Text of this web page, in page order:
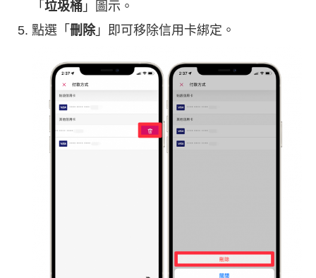
「 垃圾桶 」圖示。
點選「 刪除」即可移除信用卡綁定。